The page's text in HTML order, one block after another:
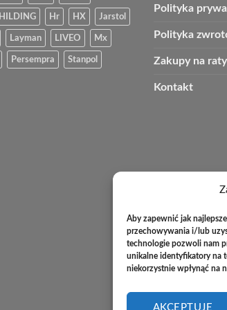
Aby zapewnić jak
przechowywania i/lub
technologie pozwoli nam
unikalne identyfikatory na
niekorzystnie wpłynąć na
AKCEPTUJĘ
HILDING Hr HX Jarstol
Layman LIVEO Mx
Persempra Stanpol
Polityka
Polityka
Zakupy na raty
Kontakt